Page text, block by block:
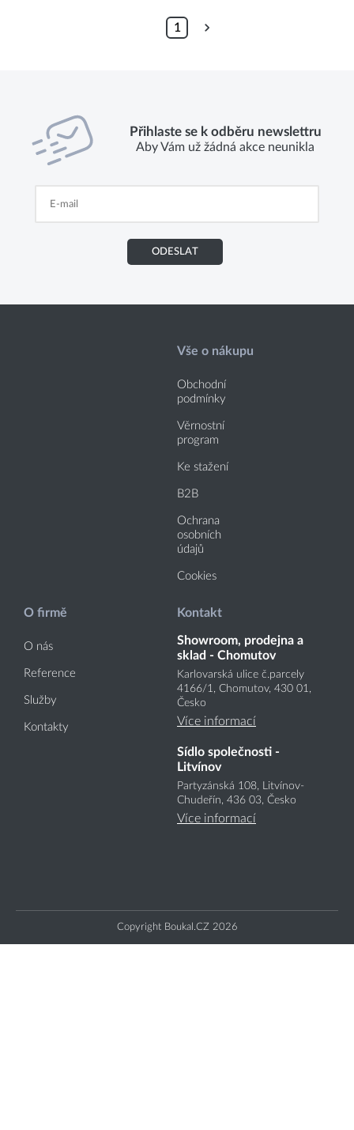
1
Přihlaste se k odběru newslettru
Aby Vám už žádná akce neunikla
ODESLAT
Vše o nákupu
Obchodní
podmínky
Věrnostní
program
Ke stažení
B2B
Ochrana
osobních
údajů
Cookies
O firmě
O nás
Reference
Služby
Kontakty
Kontakt
Showroom, prodejna a
sklad - Chomutov
Karlovarská ulice č.parcely
4166/1, Chomutov, 430 01,
Česko
Více informací
Sídlo společnosti -
Litvínov
Partyzánská 108, Litvínov-
Chudeřín, 436 03, Česko
Více informací
Copyright Boukal.CZ 2026